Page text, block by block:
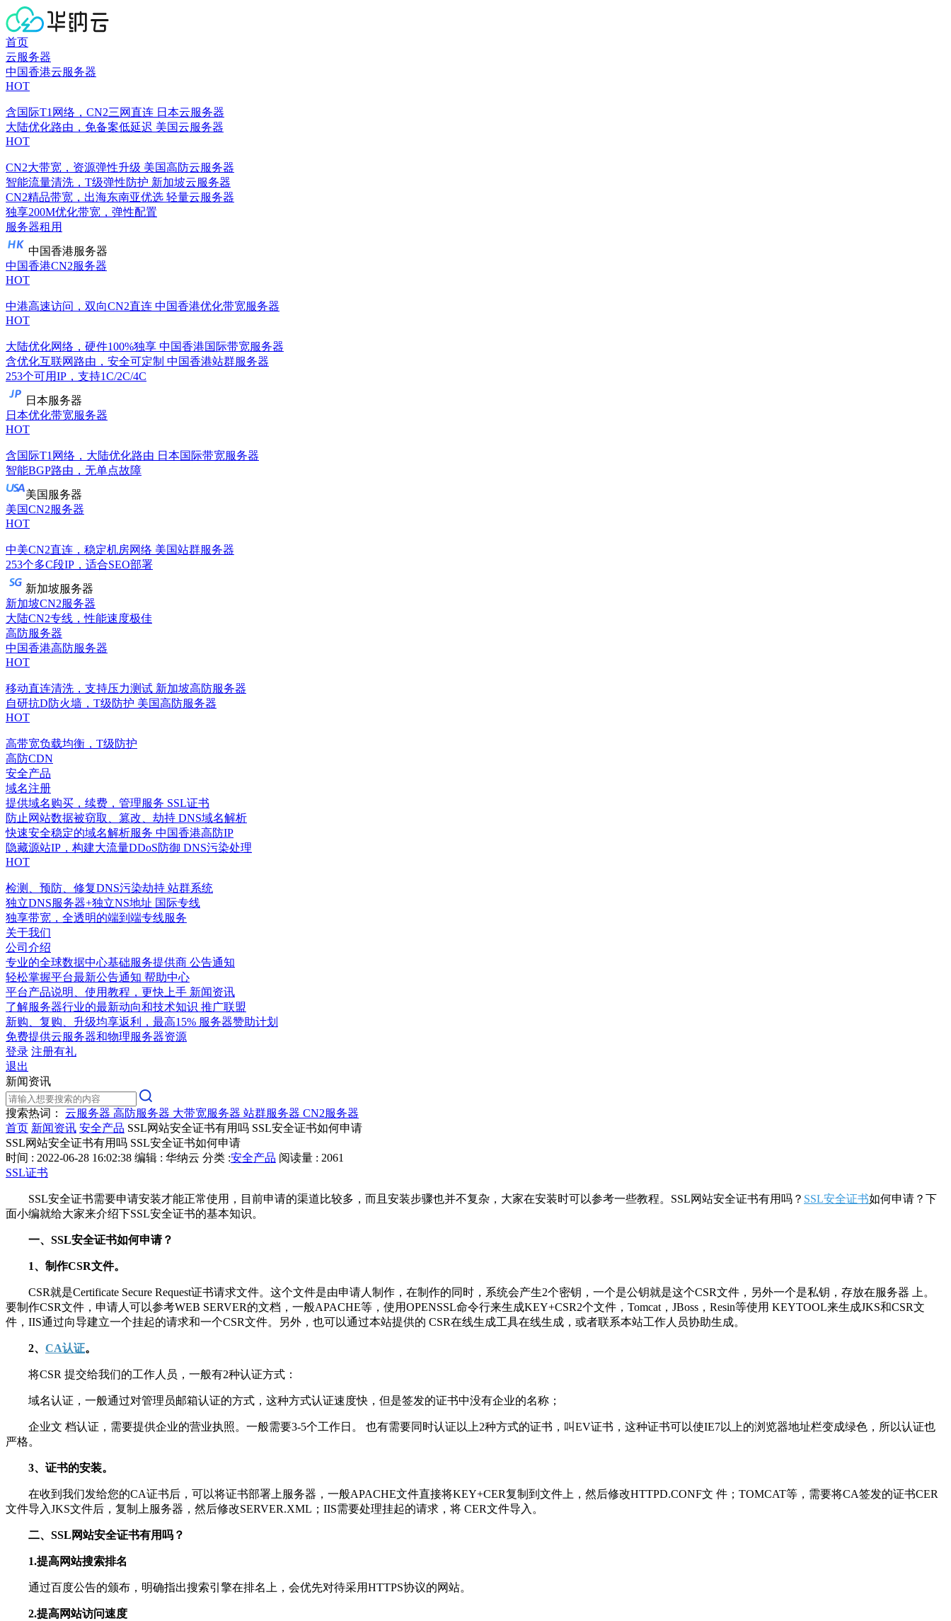
首页
云服务器
中国香港云服务器
HOT
含国际T1网络，CN2三网直连 日本云服务器
大陆优化路由，免备案低延迟 美国云服务器
HOT
CN2大带宽，资源弹性升级 美国高防云服务器
智能流量清洗，T级弹性防护 新加坡云服务器
CN2精品带宽，出海东南亚优选 轻量云服务器
独享200M优化带宽，弹性配置
服务器租用
中国香港服务器
中国香港CN2服务器
HOT
中港高速访问，双向CN2直连 中国香港优化带宽服务器
HOT
大陆优化网络，硬件100%独享 中国香港国际带宽服务器
含优化互联网路由，安全可定制 中国香港站群服务器
253个可用IP，支持1C/2C/4C
日本服务器
日本优化带宽服务器
HOT
含国际T1网络，大陆优化路由 日本国际带宽服务器
智能BGP路由，无单点故障
美国服务器
美国CN2服务器
HOT
中美CN2直连，稳定机房网络 美国站群服务器
253个多C段IP，适合SEO部署
新加坡服务器
新加坡CN2服务器
大陆CN2专线，性能速度极佳
高防服务器
中国香港高防服务器
HOT
移动直连清洗，支持压力测试 新加坡高防服务器
自研抗D防火墙，T级防护 美国高防服务器
HOT
高带宽负载均衡，T级防护
高防CDN
安全产品
域名注册
提供域名购买，续费，管理服务 SSL证书
防止网站数据被窃取、篡改、劫持 DNS域名解析
快速安全稳定的域名解析服务 中国香港高防IP
隐藏源站IP，构建大流量DDoS防御 DNS污染处理
HOT
检测、预防、修复DNS污染劫持 站群系统
独立DNS服务器+独立NS地址 国际专线
独享带宽，全透明的端到端专线服务
关于我们
公司介绍
专业的全球数据中心基础服务提供商 公告通知
轻松掌握平台最新公告通知 帮助中心
平台产品说明、使用教程，更快上手 新闻资讯
了解服务器行业的最新动向和技术知识 推广联盟
新购、复购、升级均享返利，最高15% 服务器赞助计划
免费提供云服务器和物理服务器资源
登录 注册有礼
退出
新闻资讯
搜索热词： 云服务器 高防服务器 大带宽服务器 站群服务器 CN2服务器
首页 新闻资讯 安全产品 SSL网站安全证书有用吗 SSL安全证书如何申请
SSL网站安全证书有用吗 SSL安全证书如何申请
时间 : 2022-06-28 16:02:38 编辑 : 华纳云 分类 :安全产品 阅读量 : 2061
SSL证书
SSL安全证书需要申请安装才能正常使用，目前申请的渠道比较多，而且安装步骤也并不复杂，大家在安装时可以参考一些教程。SSL网站安全证书有用吗？ SSL安全证书如何申请？下
面小编就给大家来介绍下SSL安全证书的基本知识。
一、SSL安全证书如何申请？
1、制作CSR文件。
CSR就是Certificate Secure Request证书请求文件。这个文件是由申请人制作，在制作的同时，系统会产生2个密钥，一个是公钥就是这个CSR文件，另外一个是私钥，存放在服务器 上。
要制作CSR文件，申请人可以参考WEB SERVER的文档，一般APACHE等，使用OPENSSL命令行来生成KEY+CSR2个文件，Tomcat，JBoss，Resin等使用 KEYTOOL来生成JKS和CSR文
件，IIS通过向导建立一个挂起的请求和一个CSR文件。另外，也可以通过本站提供的 CSR在线生成工具在线生成，或者联系本站工作人员协助生成。
2、 CA认证。
将CSR 提交给我们的工作人员，一般有2种认证方式：
域名认证，一般通过对管理员邮箱认证的方式，这种方式认证速度快，但是签发的证书中没有企业的名称；
企业文 档认证，需要提供企业的营业执照。一般需要3-5个工作日。 也有需要同时认证以上2种方式的证书，叫EV证书，这种证书可以使IE7以上的浏览器地址栏变成绿色，所以认证也
严格。
3、证书的安装。
在收到我们发给您的CA证书后，可以将证书部署上服务器，一般APACHE文件直接将KEY+CER复制到文件上，然后修改HTTPD.CONF文 件；TOMCAT等，需要将CA签发的证书CER
文件导入JKS文件后，复制上服务器，然后修改SERVER.XML；IIS需要处理挂起的请求，将 CER文件导入。
二、SSL网站安全证书有用吗？
1.提高网站搜索排名
通过百度公告的颁布，明确指出搜索引擎在排名上，会优先对待采用HTTPS协议的网站。
2.提高网站访问速度